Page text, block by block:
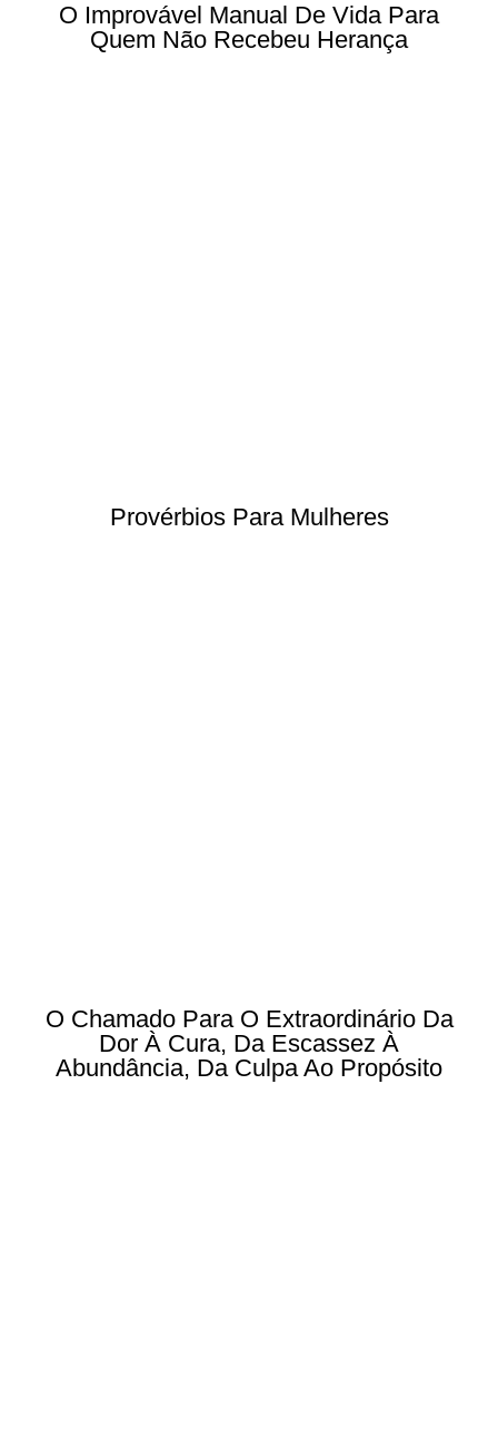
O Improvável Manual De Vida Para
Quem Não Recebeu Herança
Provérbios Para Mulheres
O Chamado Para O Extraordinário Da
Dor À Cura, Da Escassez À
Abundância, Da Culpa Ao Propósito